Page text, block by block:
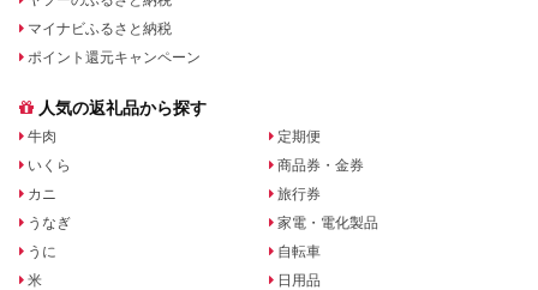
マイナビふるさと納税
ポイント還元キャンペーン
人気の返礼品から探す
牛肉
いくら
カニ
うなぎ
うに
米
定期便
商品券・金券
旅行券
家電・電化製品
自転車
日用品